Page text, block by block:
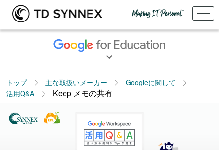
トップ 主な取扱いメーカー
Googleに関して
活用Q&A
Keep メモの共有